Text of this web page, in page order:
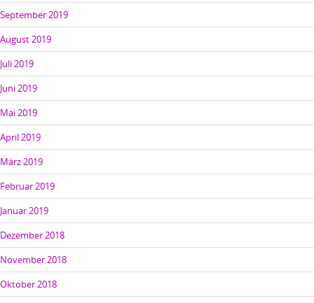
September 2019
August 2019
Juli 2019
Juni 2019
Mai 2019
April 2019
März 2019
Februar 2019
Januar 2019
Dezember 2018
November 2018
Oktober 2018